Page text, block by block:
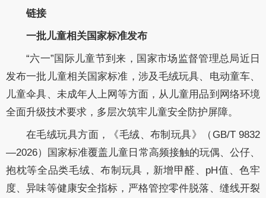
链接
一批儿童相关国家标准发布
“六一”国际儿童节到来，国家市场监督管理总局近日
发布一批儿童相关国家标准，涉及毛绒玩具、电动童车、
儿童伞具、未成年人上网等方面，从儿童用品到网络环境
全面升级技术要求，多层次筑牢儿童安全防护屏障。
在毛绒玩具方面，《毛绒、布制玩具》（GB/T 9832
—2026）国家标准覆盖儿童日常高频接触的玩偶、公仔、
抱枕等全品类毛绒、布制玩具，新增甲醛、pH值、色牢
度、异味等健康安全指标，严格管控零件脱落、缝线开裂